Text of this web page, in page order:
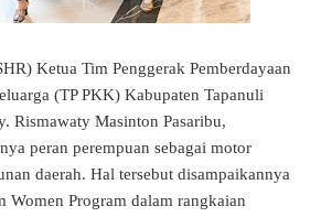
Ketua Tim Penggerak Pemberdayaan
(TP PKK) Kabupaten Tapanuli
Rismawaty Masinton Pasaribu,
peran perempuan sebagai motor
daerah. Hal tersebut disampaikannya
Women Program dalam rangkaian